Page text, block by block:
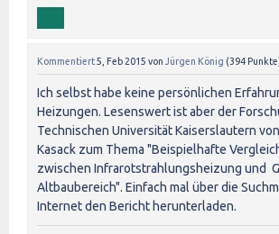
Kommentiert5, Feb 2015 von Jürgen König (394
Ich selbst habe keine persönlichen
Heizungen. Lesenswert ist aber der
Technischen Universität Kaiserslautern
Kasack zum Thema "Beispielhafte
zwischen Infrarotstrahlungsheizung und
Altbaubereich". Einfach mal über die
Internet den Bericht herunterladen.